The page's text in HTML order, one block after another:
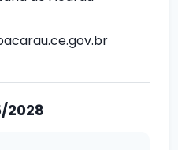
2028